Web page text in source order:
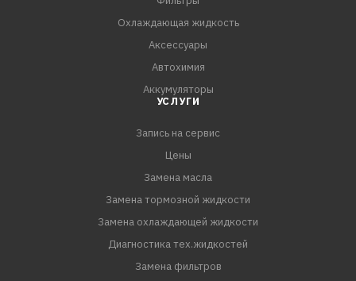
Охлаждающая жидкость
Аксессуары
Автохимия
Аккумуляторы
УСЛУГИ
Запись на сервис
Цены
Замена масла
Замена тормозной жидкости
Замена охлаждающей жидкости
Диагностика тех.жидкостей
Замена фильтров